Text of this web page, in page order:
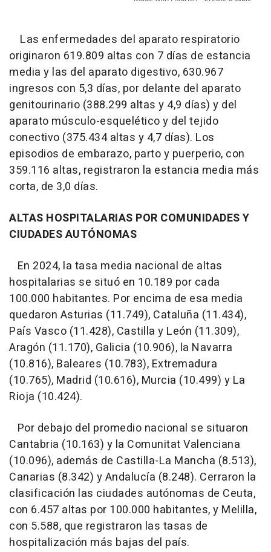
Las enfermedades del aparato respiratorio
originaron 619.809 altas con 7 días de estancia
media y las del aparato digestivo, 630.967
ingresos con 5,3 días, por delante del aparato
genitourinario (388.299 altas y 4,9 días) y del
aparato músculo-esquelético y del tejido
conectivo (375.434 altas y 4,7 días). Los
episodios de embarazo, parto y puerperio, con
359.116 altas, registraron la estancia media más
corta, de 3,0 días.
ALTAS HOSPITALARIAS POR COMUNIDADES Y
CIUDADES AUTÓNOMAS
En 2024, la tasa media nacional de altas
hospitalarias se situó en 10.189 por cada
100.000 habitantes. Por encima de esa media
quedaron Asturias (11.749), Cataluña (11.434),
País Vasco (11.428), Castilla y León (11.309),
Aragón (11.170), Galicia (10.906), la Navarra
(10.816), Baleares (10.783), Extremadura
(10.765), Madrid (10.616), Murcia (10.499) y La
Rioja (10.424).
Por debajo del promedio nacional se situaron
Cantabria (10.163) y la Comunitat Valenciana
(10.096), además de Castilla-La Mancha (8.513),
Canarias (8.342) y Andalucía (8.248). Cerraron la
clasificación las ciudades autónomas de Ceuta,
con 6.457 altas por 100.000 habitantes, y Melilla,
con 5.588, que registraron las tasas de
hospitalización más bajas del país.